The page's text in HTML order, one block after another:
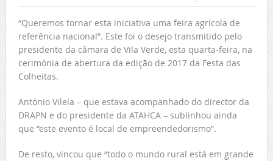
“Queremos tornar esta iniciativa uma feira agrícola de
referência nacional”. Este foi o desejo transmitido pelo
presidente da câmara de Vila Verde, esta quarta-feira, na
cerimónia de abertura da edição de 2017 da Festa das
Colheitas.
António Vilela – que estava acompanhado do director da
DRAPN e do presidente da ATAHCA – sublinhou ainda
que “este evento é local de empreendedorismo”.
De resto, vincou que “todo o mundo rural está em grande